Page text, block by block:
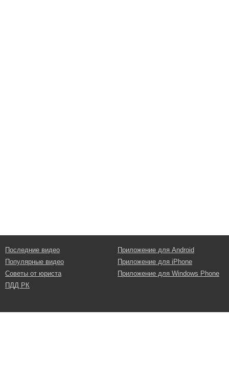
Последние видео
Популярные видео
Советы от юриста
ПДД РК
Приложение для Android
Приложение для iPhone
Приложение для Windows Phone